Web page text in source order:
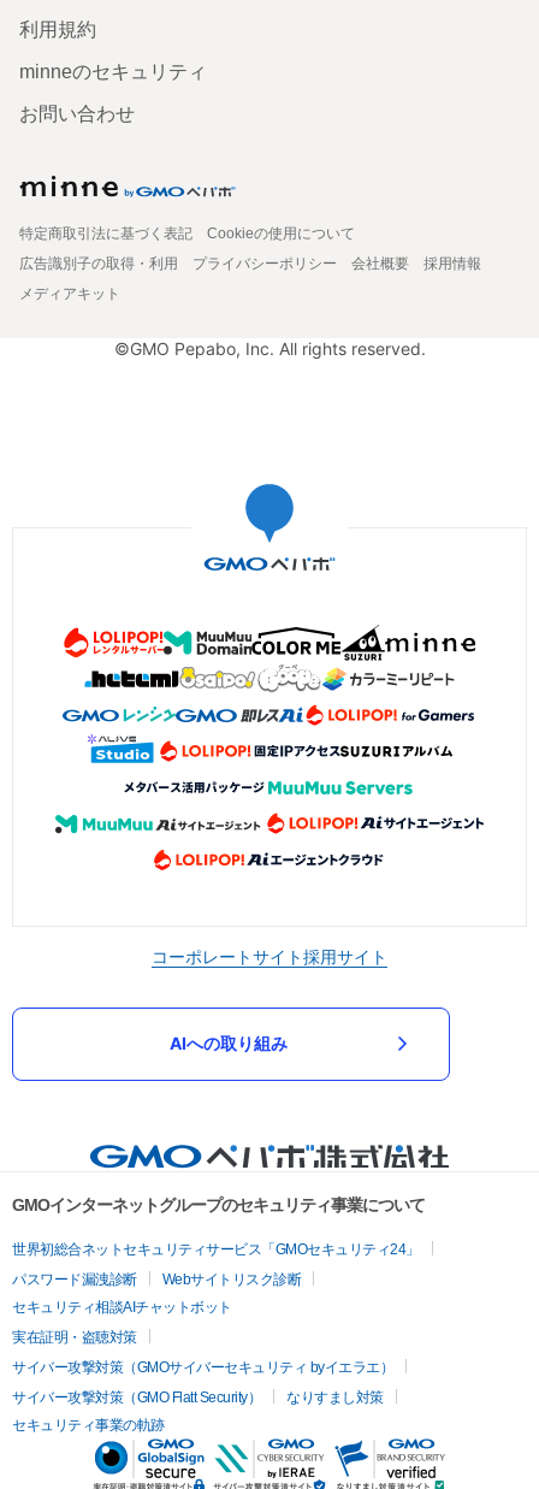
利用規約
minneのセキュリティ
お問い合わせ
特定商取引法に基づく表記
Cookieの使用について
広告識別子の取得・利用
プライバシーポリシー 会社概要
採用情報
メディアキット
©GMO Pepabo, Inc. All rights reserved.
コーポレートサイト採用サイト
AIへの取り組み
GMOインターネットグループのセキュリティ事業について
世界初総合ネットセキュリティサービス「GMOセキュリティ24」
パスワード漏洩診断
Webサイトリスク診断
セキュリティ相談AIチャットボット
実在証明・盗聴対策
サイバー攻撃対策（GMOサイバーセキュリティ byイエラエ）
サイバー攻撃対策（GMO Flatt Security）
なりすまし対策
セキュリティ事業の軌跡